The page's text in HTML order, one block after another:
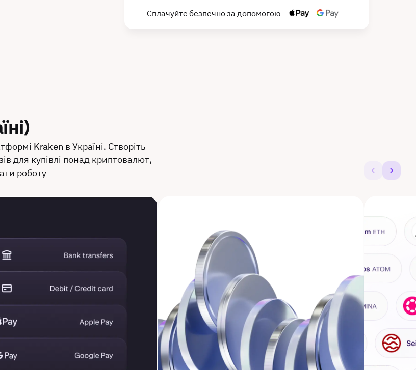
Сплачуйте безпечно за допомогою
Kraken в Україні. Створіть
для купівлі понад криптовалют,
роботу